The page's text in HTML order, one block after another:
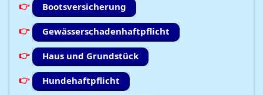
Bootsversicherung
Gewässerschadenhaftpflicht
Haus und Grundstück
Hundehaftpflicht